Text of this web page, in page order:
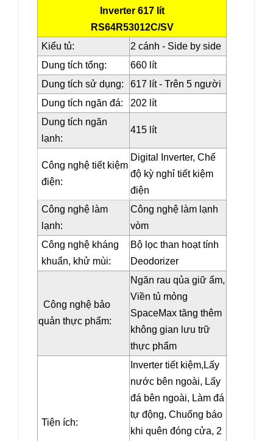
Inverter 617 lít
RS64R53012C/SV
Kiểu tủ:
2 cánh - Side by side
Dung tích tổng:
660 lít
Dung tích sử dụng:
617 lít - Trên 5 người
Dung tích ngăn đá:
202 lít
Dung tích ngăn
lạnh:
415 lít
Công nghệ tiết kiệm
điện:
Digital Inverter, Chế
độ kỳ nghỉ tiết kiệm
điện
Công nghệ làm
lạnh:
Công nghệ làm lạnh
vòm
Công nghệ kháng
khuẩn, khử mùi:
Bộ lọc than hoạt tính
Deodorizer
Công nghệ bảo
quản thực phẩm:
Ngăn rau qủa giữ ẩm,
Viền tủ mỏng
SpaceMax tăng thêm
không gian lưu trữ
thực phẩm
Tiện ích:
Inverter tiết kiệm,Lấy
nước bên ngoài, Lấy
đá bên ngoài, Làm đá
tự động, Chuống báo
khi quên đóng cửa, 2